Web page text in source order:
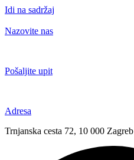
Idi na sadržaj
Nazovite nas
Pošaljite upit
Adresa
Trnjanska cesta 72, 10 000 Zagreb